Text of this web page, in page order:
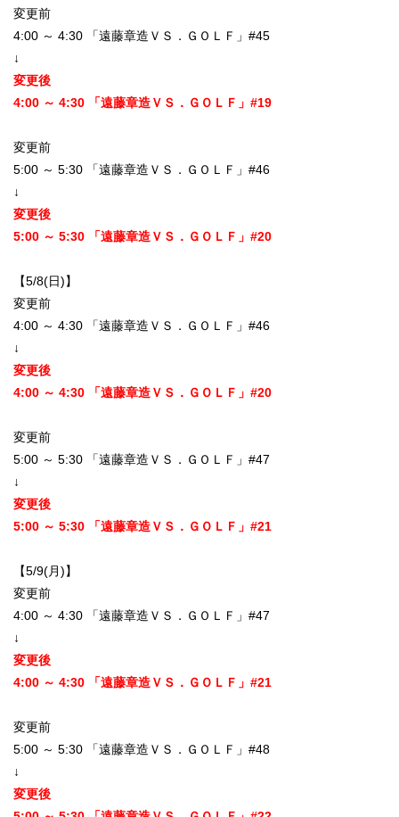
変更前
4:00 ～ 4:30 「遠藤章造ＶＳ．ＧＯＬＦ」#45
↓
変更後
4:00 ～ 4:30 「遠藤章造ＶＳ．ＧＯＬＦ」#19
変更前
5:00 ～ 5:30 「遠藤章造ＶＳ．ＧＯＬＦ」#46
↓
変更後
5:00 ～ 5:30 「遠藤章造ＶＳ．ＧＯＬＦ」#20
【5/8(日)】
変更前
4:00 ～ 4:30 「遠藤章造ＶＳ．ＧＯＬＦ」#46
↓
変更後
4:00 ～ 4:30 「遠藤章造ＶＳ．ＧＯＬＦ」#20
変更前
5:00 ～ 5:30 「遠藤章造ＶＳ．ＧＯＬＦ」#47
↓
変更後
5:00 ～ 5:30 「遠藤章造ＶＳ．ＧＯＬＦ」#21
【5/9(月)】
変更前
4:00 ～ 4:30 「遠藤章造ＶＳ．ＧＯＬＦ」#47
↓
変更後
4:00 ～ 4:30 「遠藤章造ＶＳ．ＧＯＬＦ」#21
変更前
5:00 ～ 5:30 「遠藤章造ＶＳ．ＧＯＬＦ」#48
↓
変更後